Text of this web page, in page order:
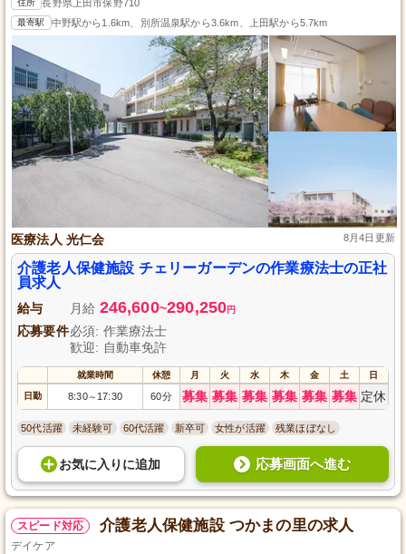
住所 長野県上田市保野710
最寄駅 中野駅から1.6km、別所温泉駅から3.6km、上田駅から5.7km
医療法人 光仁会 8月4日更新
介護老人保健施設 チェリーガーデンの作業療法士の正社
員求人
給与 月給 246,600~290,250円
応募要件必須: 作業療法士
歓迎: 自動車免許
就業時間 休憩 月 火 水 木 金 土 日
日勤 8:30～ 17:30 60分 募集 募集 募集 募集 募集 募集 定休
50代活躍 未経験可 60代活躍 新卒可 女性が活躍 残業ほぼなし
お気に入り に追加 応募画面へ進む
スピード対応 介護老人保健施設 つかまの里の求人
デイケア